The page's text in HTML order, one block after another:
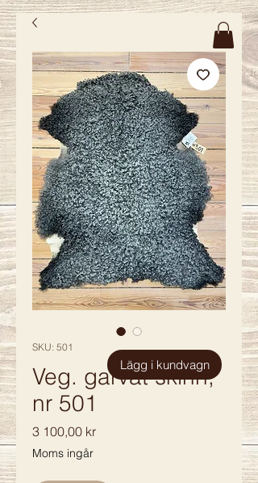
SKU: 501
Veg. garvat skinn,
nr 501
3 100,00 krPris
Moms ingår
Lägg i kundvagn